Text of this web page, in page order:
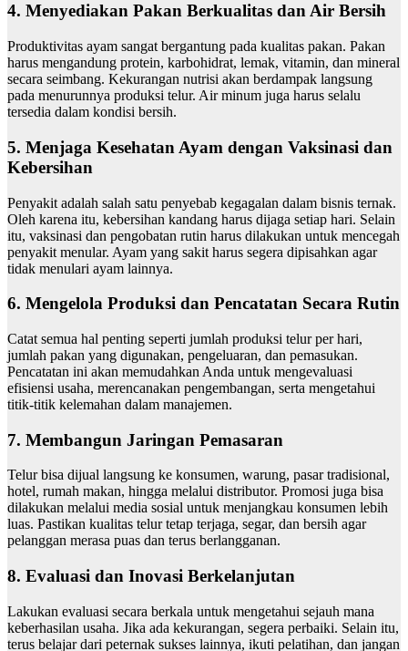
4. Menyediakan Pakan Berkualitas dan Air Bersih
Produktivitas ayam sangat bergantung pada kualitas pakan. Pakan
harus mengandung protein, karbohidrat, lemak, vitamin, dan mineral
secara seimbang. Kekurangan nutrisi akan berdampak langsung
pada menurunnya produksi telur. Air minum juga harus selalu
tersedia dalam kondisi bersih.
5. Menjaga Kesehatan Ayam dengan Vaksinasi dan
Kebersihan
Penyakit adalah salah satu penyebab kegagalan dalam bisnis ternak.
Oleh karena itu, kebersihan kandang harus dijaga setiap hari. Selain
itu, vaksinasi dan pengobatan rutin harus dilakukan untuk mencegah
penyakit menular. Ayam yang sakit harus segera dipisahkan agar
tidak menulari ayam lainnya.
6. Mengelola Produksi dan Pencatatan Secara Rutin
Catat semua hal penting seperti jumlah produksi telur per hari,
jumlah pakan yang digunakan, pengeluaran, dan pemasukan.
Pencatatan ini akan memudahkan Anda untuk mengevaluasi
efisiensi usaha, merencanakan pengembangan, serta mengetahui
titik-titik kelemahan dalam manajemen.
7. Membangun Jaringan Pemasaran
Telur bisa dijual langsung ke konsumen, warung, pasar tradisional,
hotel, rumah makan, hingga melalui distributor. Promosi juga bisa
dilakukan melalui media sosial untuk menjangkau konsumen lebih
luas. Pastikan kualitas telur tetap terjaga, segar, dan bersih agar
pelanggan merasa puas dan terus berlangganan.
8. Evaluasi dan Inovasi Berkelanjutan
Lakukan evaluasi secara berkala untuk mengetahui sejauh mana
keberhasilan usaha. Jika ada kekurangan, segera perbaiki. Selain itu,
terus belajar dari peternak sukses lainnya, ikuti pelatihan, dan jangan